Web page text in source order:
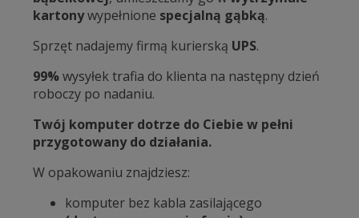
kartonywypełnione specjalną gąbką.
Sprzęt nadajemy firmą kurierską UPS.
99%wysyłek trafia do klienta na następny dzień
roboczy po nadaniu.
Twój komputer dotrze do Ciebie w pełni
przygotowany do działania.
W opakowaniu znajdziesz:
komputer bez kabla zasilającego